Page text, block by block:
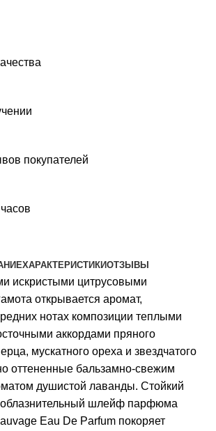
покупателей
ХАРАКТЕРИСТИКИОТЗЫВЫ
искристыми цитрусовыми
открывается аромат,
нотах композиции теплыми
аккордами пряного
мускатного ореха и звездчатого
оттененные бальзамно-свежим
душистой лаванды. Стойкий
шлейф парфюма
Eau De Parfum покоряет